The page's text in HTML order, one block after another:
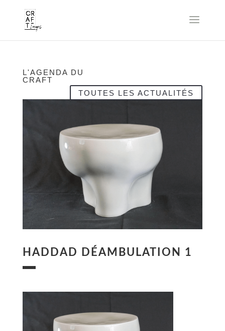
L'AGENDA DU
CRAFT
TOUTES LES ACTUALITÉS
HADDAD DÉAMBULATION 1